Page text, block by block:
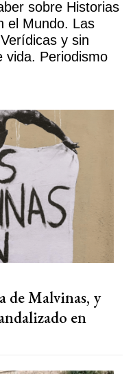
sobre Historias
el Mundo. Las
y sin
vida. Periodismo
de Malvinas, y
en